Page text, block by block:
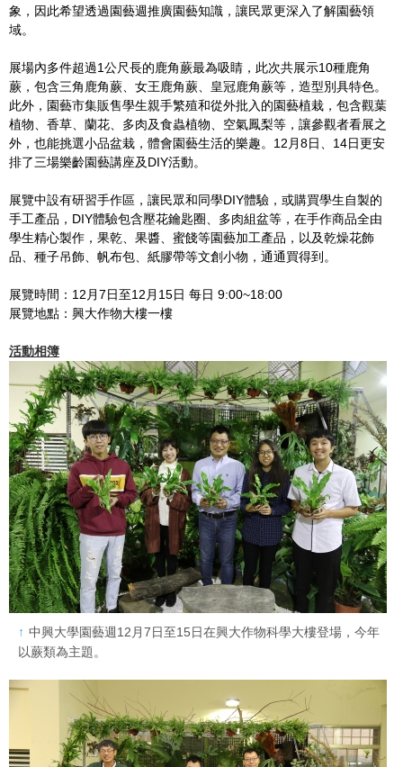
象，因此希望透過園藝週推廣園藝知識，讓民眾更深入了解園藝領
域。
展場內多件超過1公尺長的鹿角蕨最為吸睛，此次共展示10種鹿角
蕨，包含三角鹿角蕨、女王鹿角蕨、皇冠鹿角蕨等，造型別具特色。
此外，園藝市集販售學生親手繁殖和從外批入的園藝植栽，包含觀葉
植物、香草、蘭花、多肉及食蟲植物、空氣鳳梨等，讓參觀者看展之
外，也能挑選小品盆栽，體會園藝生活的樂趣。12月8日、14日更安
排了三場樂齡園藝講座及DIY活動。
展覽中設有研習手作區，讓民眾和同學DIY體驗，或購買學生自製的
手工產品，DIY體驗包含壓花鑰匙圈、多肉組盆等，在手作商品全由
學生精心製作，果乾、果醬、蜜餞等園藝加工產品，以及乾燥花飾
品、種子吊飾、帆布包、紙膠帶等文創小物，通通買得到。
展覽時間：12月7日至12月15日 每日 9:00~18:00
展覽地點：興大作物大樓一樓
活動相簿
中興大學園藝週12月7日至15日在興大作物科學大樓登場，今年
以蕨類為主題。